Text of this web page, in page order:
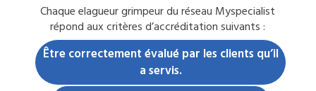
Chaqueelagueur grimpeurdu réseau Myspecialist
répond aux critères d’accréditation suivants :
Être correctement évalué par les clients qu’il
a servis.